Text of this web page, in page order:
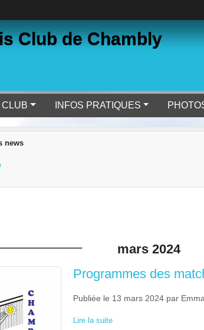
Club de Chambly
CLUB INFOS PRATIQUES
news
mars 2024
Programmes des
Publiée le 13 mars 2024par
Lire la suite